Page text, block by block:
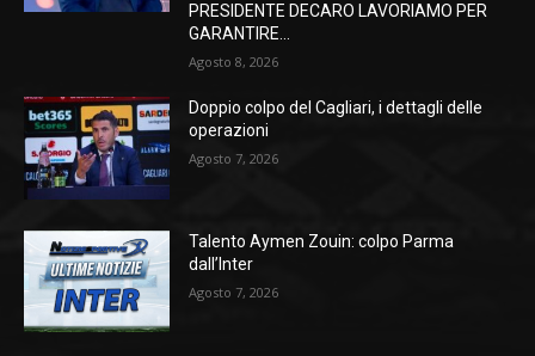
PRESIDENTE DECARO LAVORIAMO PER
GARANTIRE...
Agosto 8, 2026
Doppio colpo del Cagliari, i dettagli delle
operazioni
Agosto 7, 2026
Talento Aymen Zouin: colpo Parma
dall’Inter
Agosto 7, 2026